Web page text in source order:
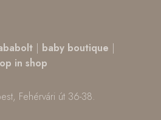
| baby boutique |
in shop
Fehérvári út 36-38.